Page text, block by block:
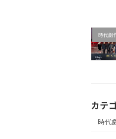
時代劇
カテ
時代